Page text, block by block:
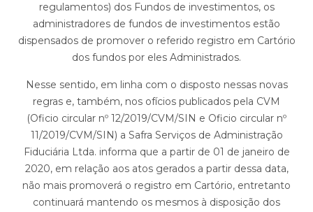
regulamentos) dos Fundos de investimentos, os
administradores de fundos de investimentos estão
dispensados de promover o referido registro em Cartório
dos fundos por eles Administrados.
Nesse sentido, em linha com o disposto nessas novas
regras e, também, nos ofícios publicados pela CVM
(Oficio circular nº 12/2019/CVM/SIN e Oficio circular nº
11/2019/CVM/SIN) a Safra Serviços de Administração
Fiduciária Ltda. informa que a partir de 01 de janeiro de
2020, em relação aos atos gerados a partir dessa data,
não mais promoverá o registro em Cartório, entretanto
continuará mantendo os mesmos à disposição dos